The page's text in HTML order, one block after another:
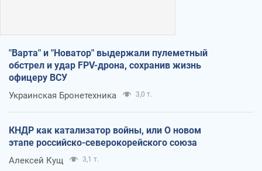
"Варта" и "Новатор" выдержали пулеметный
обстрел и удар FPV-дрона, сохранив жизнь
офицеру ВСУ
Украинская Бронетехника 3,0 т.
КНДР как катализатор войны, или О новом
этапе российско-северокорейского союза
Алексей Кущ 3,1 т.